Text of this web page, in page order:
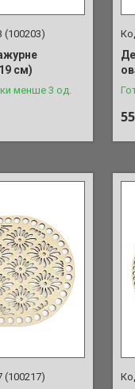
(100203)
см)
менше 3 од.
(100217)